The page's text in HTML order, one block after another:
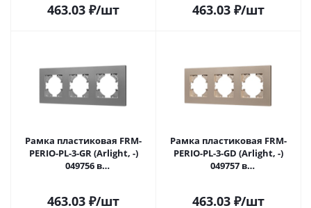
463.03 ₽/шт 463.03 ₽/шт
Рамка пластиковая FRM-
PERIO-PL-3-GR (Arlight, -)
049756 в
463.03 ₽/шт
Рамка пластиковая FRM-
PERIO-PL-3-GD (Arlight, -)
049757 в
463.03 ₽/шт